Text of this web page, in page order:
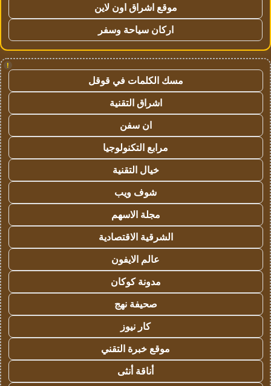
موقع اشراق اون لاين
اركان سياحة وسفر
!
مسك الكلمات في قوقل
اشراق التقنية
ان سفن
مرابع التكنولوجيا
خيال التقنية
شوف ويب
مجلة الاسهم
الشرقية الاقتصادية
عالم الايفون
مدونة كوكان
صحيفة نهج
كار نيوز
موقع خبرة التقني
أناقة أنثى